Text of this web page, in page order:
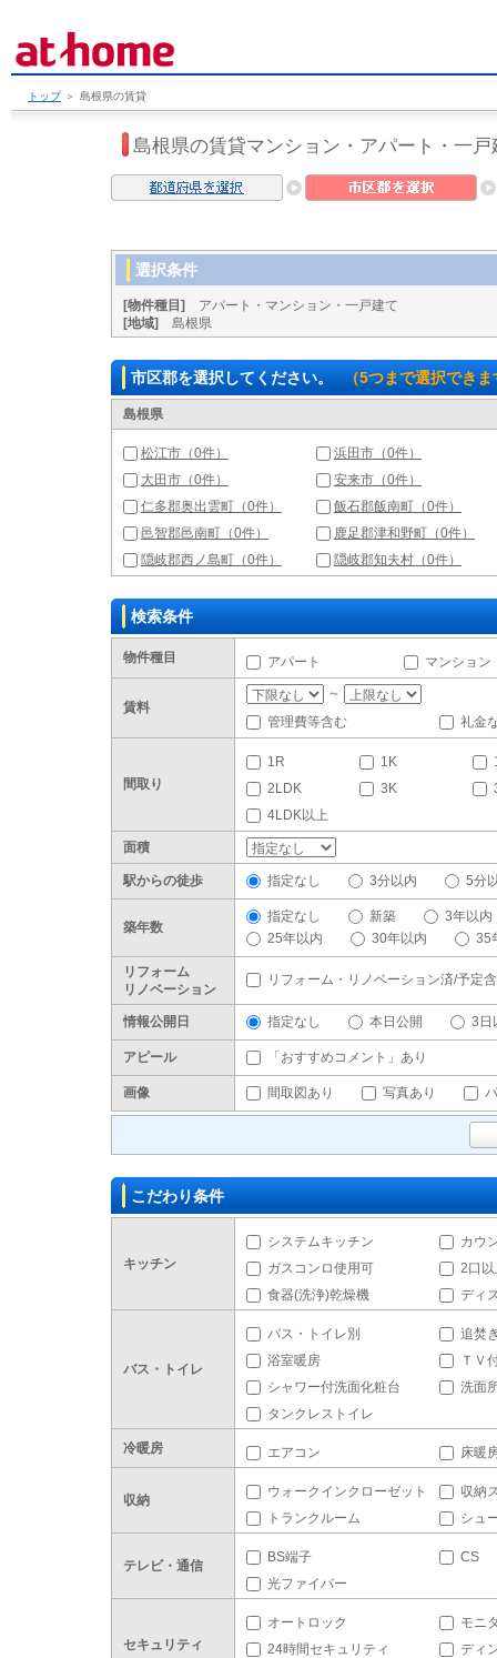
トップ ＞ 島根県の賃貸
島根県の賃貸マンション・アパート・一戸
選択条件
[物件種目]
アパート・マンション・一戸建て
[地域]
島根県
市区郡を選択してください。 （5つまで選択でき
島根県
松江市（0件）
浜田市（0件）
大田市（0件）
安来市（0件）
仁多郡奥出雲町（0件）
飯石郡飯南町（0件）
邑智郡邑南町（0件）
鹿足郡津和野町（0件）
隠岐郡西ノ島町（0件）
隠岐郡知夫村（0件）
検索条件
物件種目 アパート マンション
賃料
～
管理費等含む
礼金
間取り
1R 1K
2LDK
3K
4LDK以上
面積
駅からの徒歩 指定なし 3分以内 5分
築年数
指定なし 新築
3年以内
25年以内
30年以内 35
リフォーム
リノベーション
リフォーム・リノベーション済/予定
情報公開日 指定なし 本日公開 3日
アピール 「おすすめコメント」あり
画像 間取図あり 写真あり
こだわり条件
キッチン
システムキッチン
カウ
ガスコンロ使用可
2口
食器(洗浄)乾燥機
ディ
バス・トイレ
バス・トイレ別
追焚
浴室暖房
ＴＶ
シャワー付洗面化粧台
洗面
タンクレストイレ
冷暖房 エアコン 床暖
収納
ウォークインクローゼット
収納
トランクルーム
シュ
テレビ・通信
BS端子
CS
光ファイバー
セキュリティ
オートロック
モニ
24時間セキュリティ
ディ